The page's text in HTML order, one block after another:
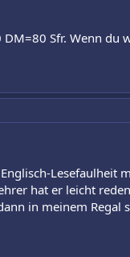
Sfr. Wenn
Lesefaulheit
hat er leicht
in meinem